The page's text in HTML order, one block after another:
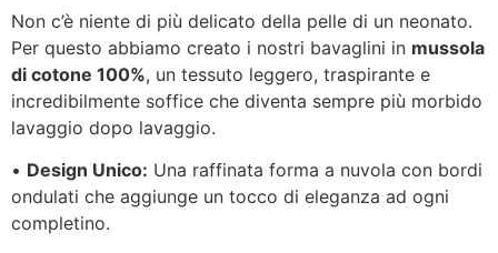
Non c’è niente di più delicato della pelle di un neonato.
Per questo abbiamo creato i nostri bavaglini in mussola
di cotone 100%, un tessuto leggero, traspirante e
incredibilmente soffice che diventa sempre più morbido
lavaggio dopo lavaggio.
• Design Unico: Una raffinata forma a nuvola con bordi
ondulati che aggiunge un tocco di eleganza ad ogni
completino.